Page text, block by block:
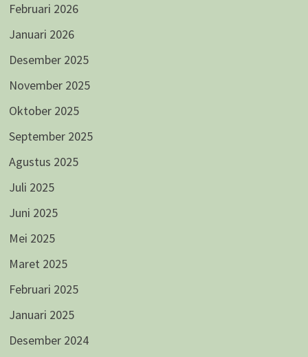
Februari 2026
Januari 2026
Desember 2025
November 2025
Oktober 2025
September 2025
Agustus 2025
Juli 2025
Juni 2025
Mei 2025
Maret 2025
Februari 2025
Januari 2025
Desember 2024